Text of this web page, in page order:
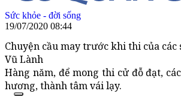
Sức khỏe - đời sống
19/07/2020 08:44
Chuyện cầu may trước khi thi của các
Vũ Lành
Hàng năm, để mong thi cử đỗ đạt,
hương, thành tâm vái lạy.